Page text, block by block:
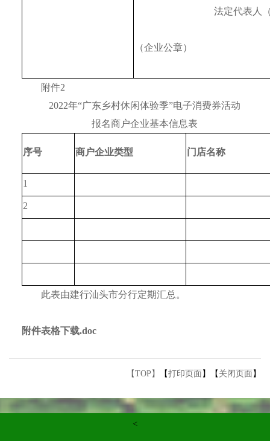
法定代表人（负责
（企业公章）
附件2
2022年“广东乡村休闲体验季”电子消费券活动
报名商户企业基本信息表
序号 商户企业类型 门店名称
1
2
此表由建行汕头市分行定期汇总。
附件表格下载.doc
【TOP】 【打印页面 】【 关闭页面 】
<